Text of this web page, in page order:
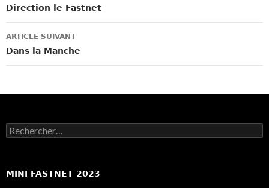
des
articles
Direction le Fastnet
ARTICLE SUIVANT
Dans la Manche
Rechercher :
MINI FASTNET 2023